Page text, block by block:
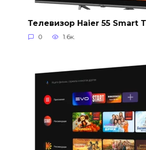
Телевизор Haier 55 Smart
0 1.6к.